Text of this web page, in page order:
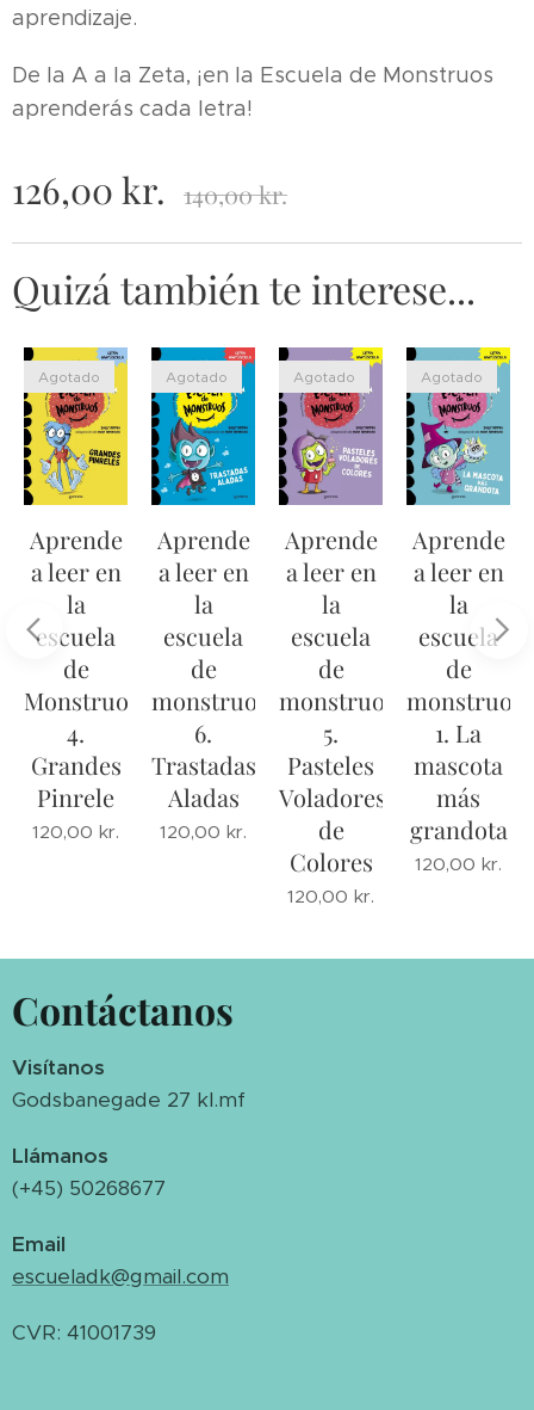
aprendizaje.
De la A a la Zeta, ¡en la Escuela de Monstruos
aprenderás cada letra!
126,00 kr. 140,00kr.
Quizá también te interese...
Aprende
a leer en
la
escuela
de
Monstruos
4.
Grandes
Pinrele
Agotado
120,00 kr.
Aprende
a leer en
la
escuela
de
monstruos
6.
Trastadas
Aladas
Agotado
120,00 kr.
Aprende
a leer en
la
escuela
de
monstruos
5.
Pasteles
Voladores
de
Colores
Agotado
120,00 kr.
Aprende
a leer en
la
escuela
de
monstruos
1. La
mascota
más
grandota
Agotado
120,00 kr.
Contáctanos
Visítanos
Godsbanegade 27 kl.mf
Llámanos
(+45) 50268677
Email
escueladk@gmail.com
CVR: 41001739